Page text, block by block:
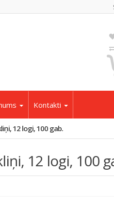
Kontakti
12 logi, 100 gab.
12 logi, 100